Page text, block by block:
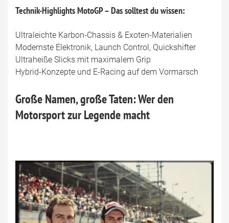
Technik-Highlights MotoGP – Das solltest du wissen:
Ultraleichte Karbon-Chassis & Exoten-Materialien
Modernste Elektronik, Launch Control, Quickshifter
Ultraheiße Slicks mit maximalem Grip
Hybrid-Konzepte und E-Racing auf dem Vormarsch
Große Namen, große Taten: Wer den
Motorsport zur Legende macht